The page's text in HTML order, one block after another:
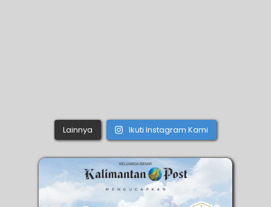
Lainnya Ikuti Instagram Kami